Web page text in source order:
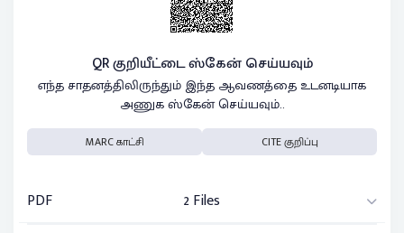
QR குறியீட்டை ஸ்கேன் செய்யவும்
எந்த சாதனத்திலிருந்தும் இந்த ஆவணத்தை உடனடியாக
அணுக ஸ்கேன் செய்யவும்..
MARC காட்சி CITE குறிப்பு
PDF
2 Files